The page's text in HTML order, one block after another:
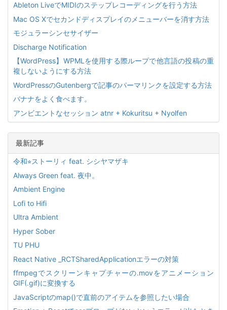
Ableton LiveでMIDIのステップレコーディングを行う方法
Mac OS Xでセカンドディスプレイのメニューバーを消す方法
モジュラーシンセサイザー
Discharge Notification
【WordPress】WPMLを使用する際ループで他言語の投稿の重
複しないようにする方法
WordPressのGutenbergで記事のパーマリンクを設定する方法
バナナをよく食べます。
アンビエントなセッション atnr + Kokuritsu + Nyolfen
最新記事
令和⭐︎ストーリィ feat. シシヤマザキ
Always Green feat. 夜中。
Ambient Engine
Lofi to Hifi
Ultra Ambient
Hyper Sober
TU PHU
React Native _RCTSharedApplicationエラーの対策
ffmpegでスクリーンキャプチャーの.movをアニメーション
GIF(.gif)に変換する
JavaScriptのmap()で直前のアイテムを参照したい場合